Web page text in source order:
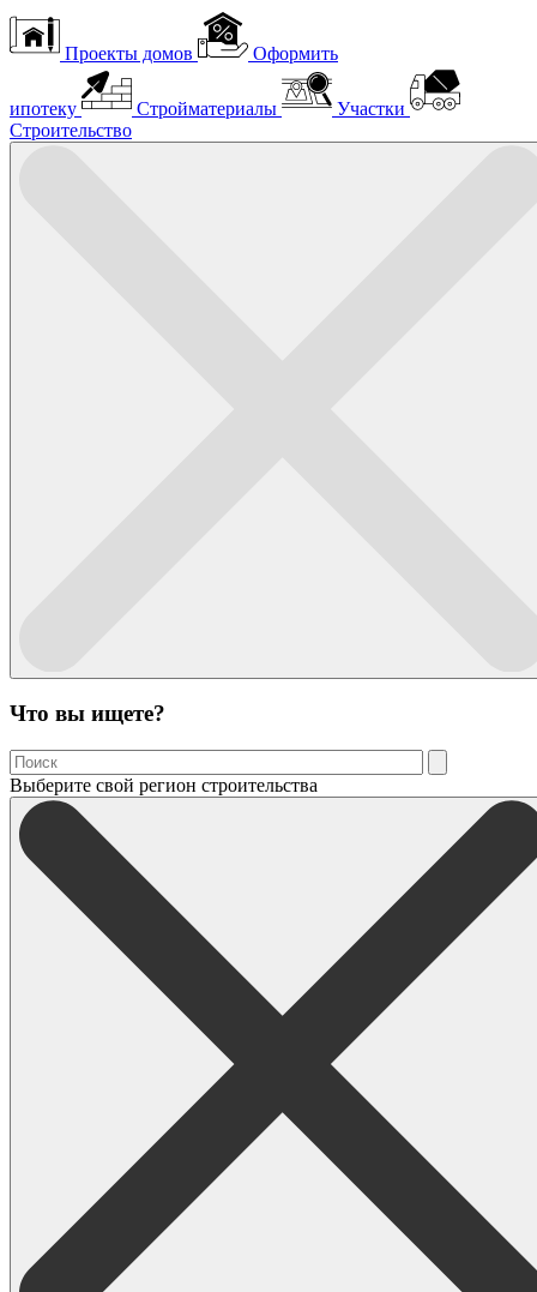
Проекты домов Оформить
ипотеку Стройматериалы
Участки
Строительство
Что вы ищете?
Выберите свой регион строительства